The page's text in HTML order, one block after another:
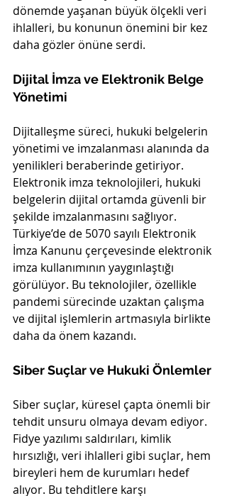
dönemde yaşanan büyük ölçekli veri
ihlalleri, bu konunun önemini bir kez
daha gözler önüne serdi.
Dijital İmza ve Elektronik Belge
Yönetimi
Dijitalleşme süreci, hukuki belgelerin
yönetimi ve imzalanması alanında da
yenilikleri beraberinde getiriyor.
Elektronik imza teknolojileri, hukuki
belgelerin dijital ortamda güvenli bir
şekilde imzalanmasını sağlıyor.
Türkiye’de de 5070 sayılı Elektronik
İmza Kanunu çerçevesinde elektronik
imza kullanımının yaygınlaştığı
görülüyor. Bu teknolojiler, özellikle
pandemi sürecinde uzaktan çalışma
ve dijital işlemlerin artmasıyla birlikte
daha da önem kazandı.
Siber Suçlar ve Hukuki Önlemler
Siber suçlar, küresel çapta önemli bir
tehdit unsuru olmaya devam ediyor.
Fidye yazılımı saldırıları, kimlik
hırsızlığı, veri ihlalleri gibi suçlar, hem
bireyleri hem de kurumları hedef
alıyor. Bu tehditlere karşı